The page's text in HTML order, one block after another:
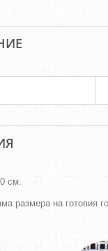
см.
размера на готовия